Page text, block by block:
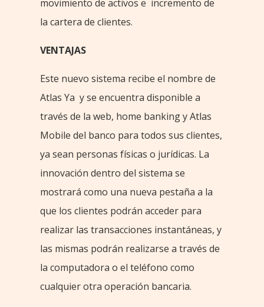
movimiento de activos e incremento de
la cartera de clientes.
VENTAJAS
Este nuevo sistema recibe el nombre de
Atlas Ya y se encuentra disponible a
través de la web, home banking y Atlas
Mobile del banco para todos sus clientes,
ya sean personas físicas o jurídicas. La
innovación dentro del sistema se
mostrará como una nueva pestaña a la
que los clientes podrán acceder para
realizar las transacciones instantáneas, y
las mismas podrán realizarse a través de
la computadora o el teléfono como
cualquier otra operación bancaria.